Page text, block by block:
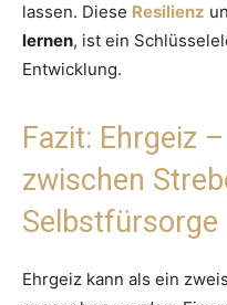
lassen. Diese Resilienz
lernen, ist ein
Entwicklung.
Fazit: Ehrgeiz
zwischen
Selbstfürsorge
Ehrgeiz kann als ein